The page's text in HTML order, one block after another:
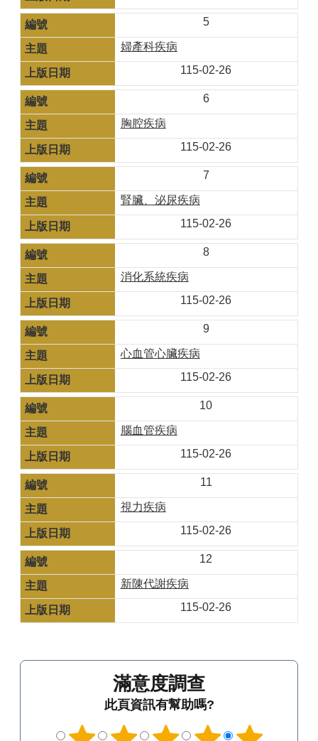
5
婦產科疾病
115-02-26
6
胸腔疾病
115-02-26
7
腎臟、泌尿疾病
115-02-26
8
消化系統疾病
115-02-26
9
心血管心臟疾病
115-02-26
10
腦血管疾病
115-02-26
11
視力疾病
115-02-26
12
新陳代謝疾病
115-02-26
滿意度調查
此頁資訊有幫助嗎?